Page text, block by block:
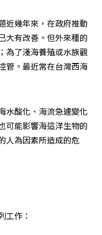
近幾年來，在政府推動
大有改善。但外來種的
為了淺海養殖或水族觀
管。最近常在台灣西海
水酸化、海流急遽變化
可能影響海這洋生物的
人為因素所造成的危
工作：